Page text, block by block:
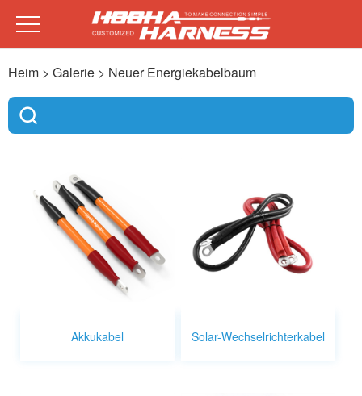
Heim > Galerie > Neuer Energiekabelbaum
Akkukabel Solar-Wechselrichterkabel